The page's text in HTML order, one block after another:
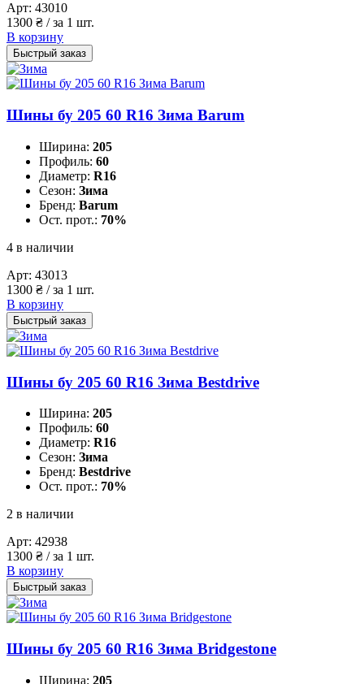
Арт: 43010
1300 ₴ / за 1 шт.
В корзину
Быстрый заказ
Шины бу 205 60 R16 Зима Barum
Ширина: 205
Профиль: 60
Диаметр: R16
Сезон: Зима
Бренд: Barum
Ост. прот.: 70%
4 в наличии
Арт: 43013
1300 ₴ / за 1 шт.
В корзину
Быстрый заказ
Шины бу 205 60 R16 Зима Bestdrive
Ширина: 205
Профиль: 60
Диаметр: R16
Сезон: Зима
Бренд: Bestdrive
Ост. прот.: 70%
2 в наличии
Арт: 42938
1300 ₴ / за 1 шт.
В корзину
Быстрый заказ
Шины бу 205 60 R16 Зима Bridgestone
Ширина: 205